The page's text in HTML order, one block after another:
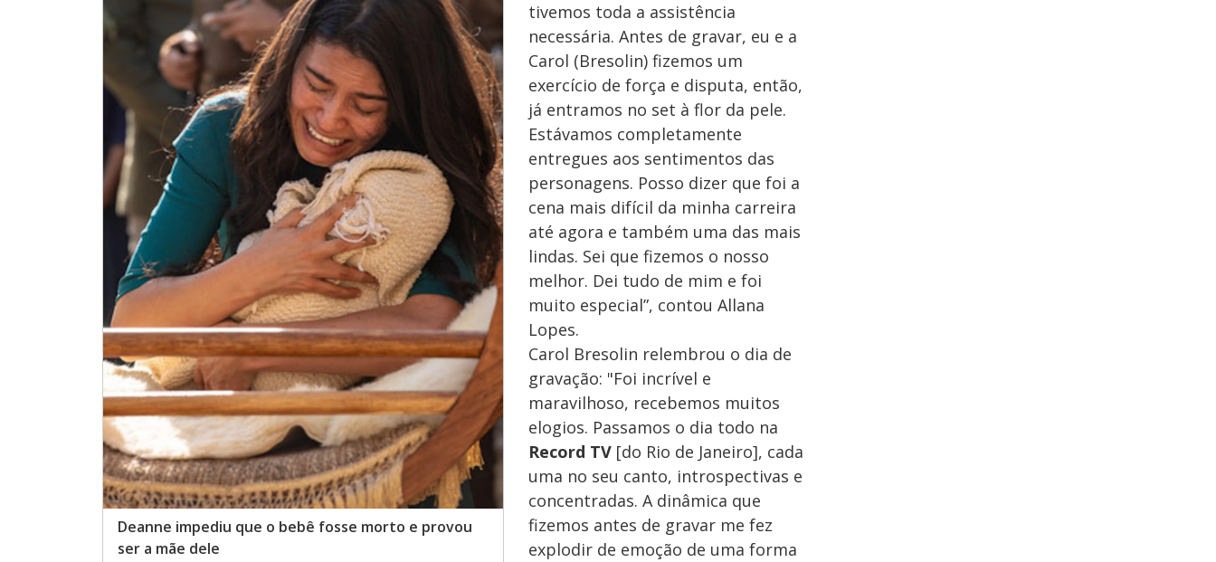
Deanne impediu que o bebê fosse morto e provou
ser a mãe dele
tivemos toda a assistência
necessária. Antes de gravar, eu e a
Carol (Bresolin) fizemos um
exercício de força e disputa, então,
já entramos no set à flor da pele.
Estávamos completamente
entregues aos sentimentos das
personagens. Posso dizer que foi a
cena mais difícil da minha carreira
até agora e também uma das mais
lindas. Sei que fizemos o nosso
melhor. Dei tudo de mim e foi
muito especial”, contou Allana
Lopes.
Carol Bresolin relembrou o dia de
gravação: "Foi incrível e
maravilhoso, recebemos muitos
elogios. Passamos o dia todo na
Record TV [do Rio de Janeiro], cada
uma no seu canto, introspectivas e
concentradas. A dinâmica que
fizemos antes de gravar me fez
explodir de emoção de uma forma